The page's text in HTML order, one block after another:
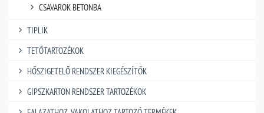
CSAVAROK BETONBA
TIPLIK
TETŐTARTOZÉKOK
HŐSZIGETELŐ RENDSZER KIEGÉSZÍTŐK
GIPSZKARTON RENDSZER TARTOZÉKOK